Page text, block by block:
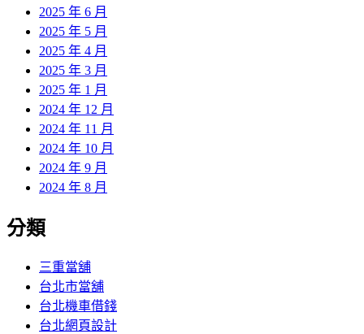
2025 年 6 月
2025 年 5 月
2025 年 4 月
2025 年 3 月
2025 年 1 月
2024 年 12 月
2024 年 11 月
2024 年 10 月
2024 年 9 月
2024 年 8 月
分類
三重當舖
台北市當舖
台北機車借錢
台北網頁設計